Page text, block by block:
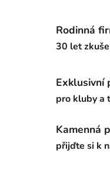
Rodinná
30 let
Exklusivní
pro kluby a
Kamenná
přijďte si k